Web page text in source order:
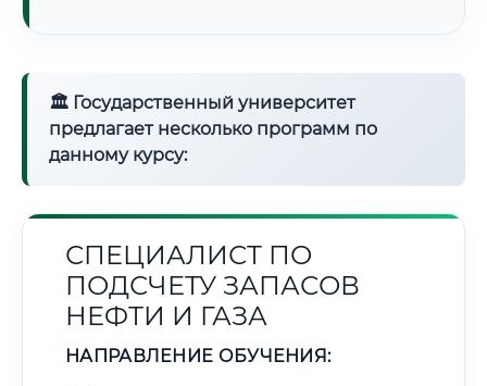
🏛 Государственный университет
предлагает несколько программ по
данному курсу:
СПЕЦИАЛИСТ ПО
ПОДСЧЕТУ ЗАПАСОВ
НЕФТИ И ГАЗА
НАПРАВЛЕНИЕ ОБУЧЕНИЯ: